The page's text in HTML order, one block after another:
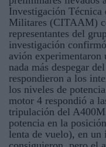
Investigación Técnica
Militares (CITAAM)
representantes del
investigación
avión experimentaron
nada más despegar
respondieron a los
los niveles de
motor 4 respondió a
tripulación del
potencia en la
lenta de vuelo), en